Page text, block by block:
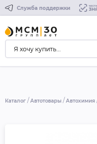
Служба поддержки
Каталог Автотовары Автохимия